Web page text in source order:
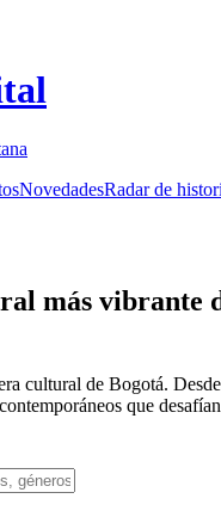
NovedadesRadar de
más vibrante
cultural de Bogotá.
que